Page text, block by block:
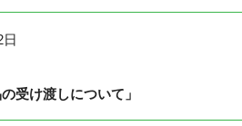
日
受け渡しについて」